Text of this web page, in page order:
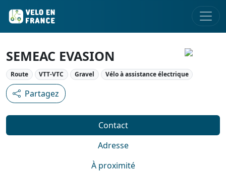
SEMEAC EVASION
Route VTT-VTC Gravel Vélo à assistance électrique
Partagez
Contact
Adresse
À proximité